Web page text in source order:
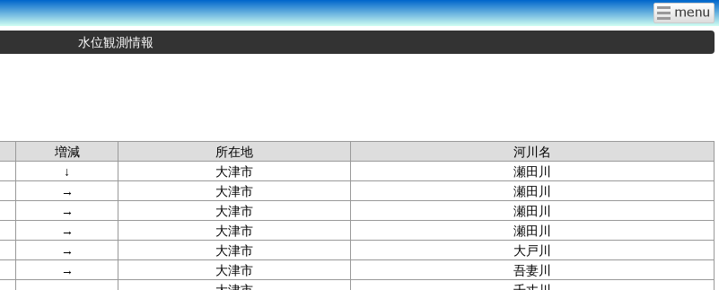
水位観測情報
増減 所在地
河川名
↓ 大津市
瀬田川
→ 大津市
瀬田川
→ 大津市
瀬田川
→ 大津市
瀬田川
→ 大津市
大戸川
→ 大津市
吾妻川